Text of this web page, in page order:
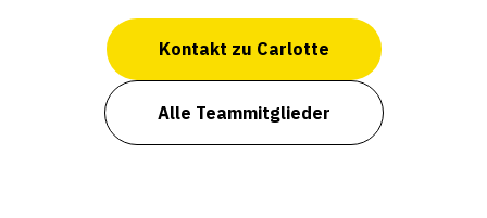
Kontakt zu Carlotte
Alle Teammitglieder